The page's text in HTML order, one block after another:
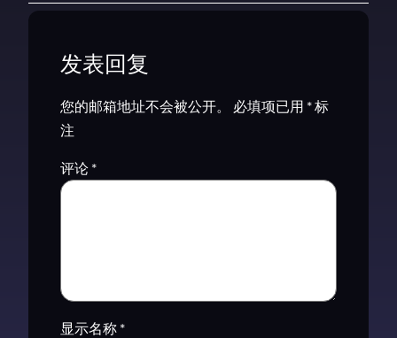
发表回复
您的邮箱地址不会被公开。 必填项已用 *标
注
评论 *
显示名称 *